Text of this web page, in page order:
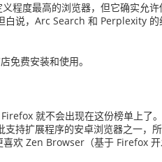
程度最高的浏览器，但它确实允
说，Arc Search 和 Perplexity
免费安装和使用。
就不会出现在这份榜单上了
持扩展程序的安卓浏览器之一，
欢 Zen Browser（基于 Firefox 开